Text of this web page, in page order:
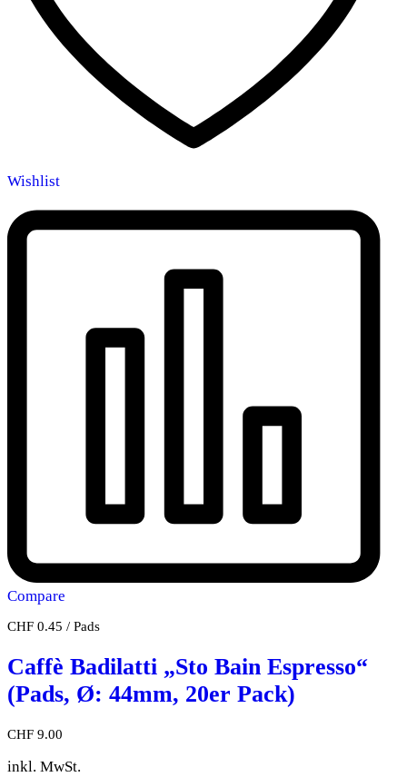
Wishlist
Compare
CHF 0.45 / Pads
Caffè Badilatti „Sto Bain Espresso“
(Pads, Ø: 44mm, 20er Pack)
CHF 9.00
inkl. MwSt.